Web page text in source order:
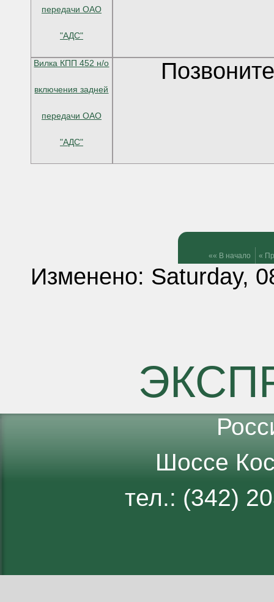
передачи ОАО
"АДС"
Вилка КПП 452 н/о
включения задней
передачи ОАО
"АДС"
«« В начало «
Изменено: Saturday,
Шоссе
тел.: (342)